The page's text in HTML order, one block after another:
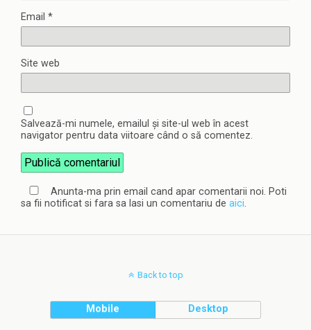
Email *
Site web
Salvează-mi numele, emailul și site-ul web în acest
navigator pentru data viitoare când o să comentez.
Anunta-ma prin email cand apar comentarii noi. Poti
sa fii notificat si fara sa lasi un comentariu de aici.
Back to top
Mobile Desktop